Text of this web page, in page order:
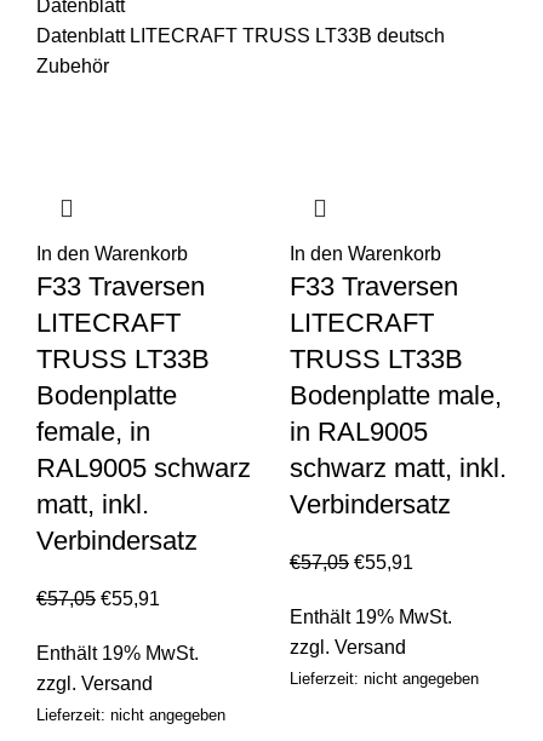
Datenblatt
Datenblatt LITECRAFT TRUSS LT33B deutsch
Zubehör
In den Warenkorb
F33 Traversen
LITECRAFT
TRUSS LT33B
Bodenplatte
female, in
RAL9005 schwarz
matt, inkl.
Verbindersatz
€57,05 €55,91
Enthält 19% MwSt.
zzgl. Versand
Lieferzeit: nicht angegeben
In den Warenkorb
F33 Traversen
LITECRAFT
TRUSS LT33B
Bodenplatte male,
in RAL9005
schwarz matt, inkl.
Verbindersatz
€57,05 €55,91
Enthält 19% MwSt.
zzgl. Versand
Lieferzeit: nicht angegeben